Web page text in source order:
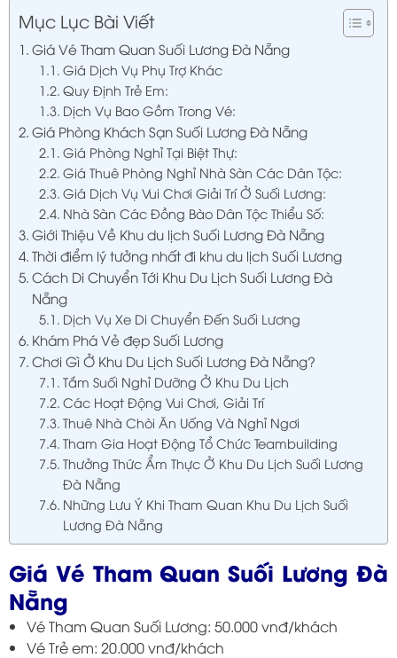
Mục Lục Bài Viết
Giá Vé Tham Quan Suối Lương Đà Nẵng
Giá Dịch Vụ Phụ Trợ Khác
Quy Định Trẻ Em:
Dịch Vụ Bao Gồm Trong Vé:
Giá Phòng Khách Sạn Suối Lương Đà Nẵng
Giá Phòng Nghỉ Tại Biệt Thự:
Giá Thuê Phòng Nghỉ Nhà Sàn Các Dân Tộc:
Giá Dịch Vụ Vui Chơi Giải Trí Ở Suối Lương:
Nhà Sàn Các Đồng Bào Dân Tộc Thiểu Số:
Giới Thiệu Về Khu du lịch Suối Lương Đà Nẵng
Thời điểm lý tưởng nhất đi khu du lịch Suối Lương
Cách Di Chuyển Tới Khu Du Lịch Suối Lương Đà
Nẵng
Dịch Vụ Xe Di Chuyển Đến Suối Lương
Khám Phá Vẻ đẹp Suối Lương
Chơi Gì Ở Khu Du Lịch Suối Lương Đà Nẵng?
Tắm Suối Nghỉ Dưỡng Ở Khu Du Lịch
Các Hoạt Động Vui Chơi, Giải Trí
Thuê Nhà Chòi Ăn Uống Và Nghỉ Ngơi
Tham Gia Hoạt Động Tổ Chức Teambuilding
Thưởng Thức Ẩm Thực Ở Khu Du Lịch Suối Lương
Đà Nẵng
Những Lưu Ý Khi Tham Quan Khu Du Lịch Suối
Lương Đà Nẵng
Giá Vé Tham Quan Suối Lương Đà
Nẵng
Vé Tham Quan Suối Lương: 50.000 vnđ/khách
Vé Trẻ em: 20.000 vnđ/khách